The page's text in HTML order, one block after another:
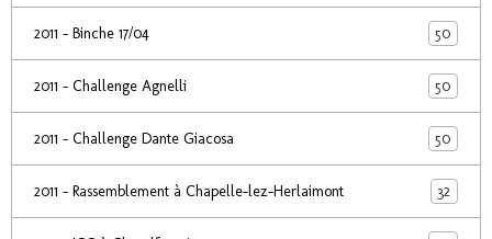
2011 - Binche 17/04 50
2011 - Challenge Agnelli 50
2011 - Challenge Dante Giacosa 50
2011 - Rassemblement à Chapelle-lez-Herlaimont 32